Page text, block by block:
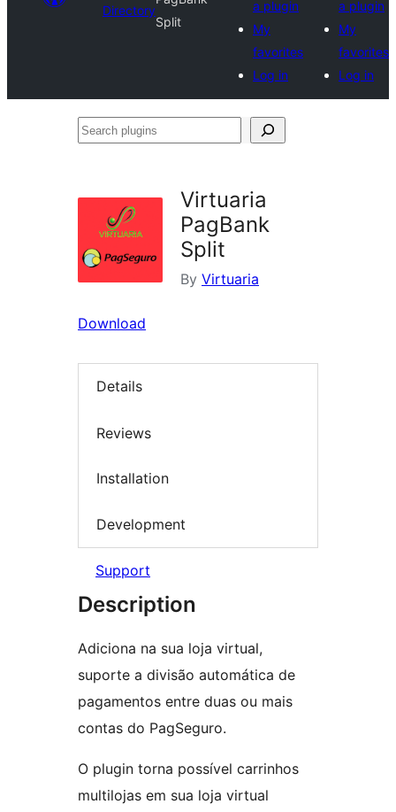
Directory
Split
a plugin
My
favorites
Log in
a plugin
My
favorites
Log in
Search
Virtuaria
PagBank
Split
By Virtuaria
Download
Details
Reviews
Installation
Development
Support
Description
Adiciona na sua loja virtual,
suporte a divisão automática de
pagamentos entre duas ou mais
contas do PagSeguro.
O plugin torna possível carrinhos
multilojas em sua loja virtual